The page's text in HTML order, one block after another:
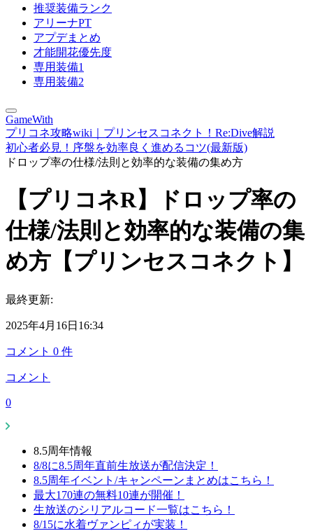
推奨装備ランク
アリーナPT
アプデまとめ
才能開花優先度
専用装備1
専用装備2
GameWith
プリコネ攻略wiki｜プリンセスコネクト！Re:Dive解説
初心者必見！序盤を効率良く進めるコツ(最新版)
ドロップ率の仕様/法則と効率的な装備の集め方
【プリコネR】ドロップ率の
仕様/法則と効率的な装備の集
め方【プリンセスコネクト】
最終更新:
2025年4月16日16:34
コメント 0 件
コメント
0
8.5周年情報
8/8に8.5周年直前生放送が配信決定！
8.5周年イベント/キャンペーンまとめはこちら！
最大170連の無料10連が開催！
生放送のシリアルコード一覧はこちら！
8/15に水着ヴァンピィが実装！